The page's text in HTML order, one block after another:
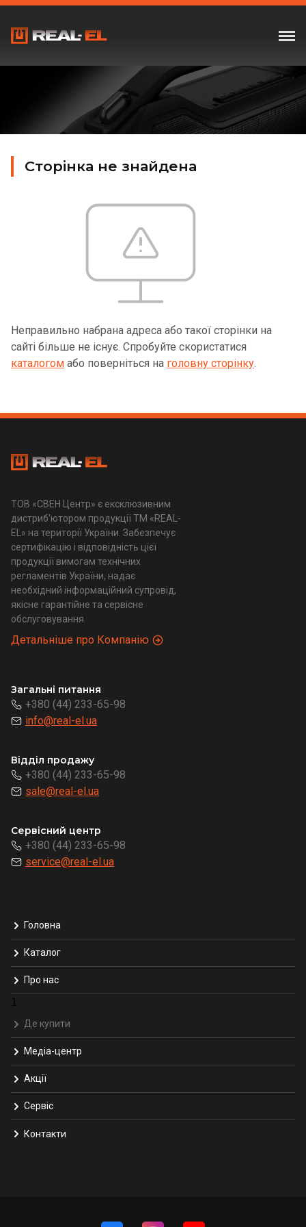
Сторінка не знайдена
Неправильно набрана адреса або такої сторінки на
сайті більше не існує. Спробуйте скористатися
каталогом або поверніться на головну сторінку.
ТОВ «СВЕН Центр» є ексклюзивним
дистриб'ютором продукції ТМ «REAL-
EL» на території України. Забезпечує
сертифікацію і відповідність цієї
продукції вимогам технічних
регламентів України, надає
необхідний інформаційний супровід,
якісне гарантійне та сервісне
обслуговування
Детальніше про Компанію
Загальні питання
+380 (44) 233-65-98
info@real-el.ua
Відділ продажу
+380 (44) 233-65-98
sale@real-el.ua
Сервісний центр
+380 (44) 233-65-98
service@real-el.ua
Головна
Каталог
Про нас
1
Де купити
Медіа-центр
Акції
Сервіс
Контакти